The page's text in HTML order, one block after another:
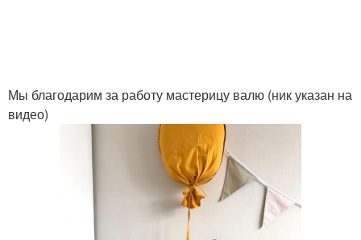
Мы благодарим за работу мастерицу валю (ник указан на
видео)